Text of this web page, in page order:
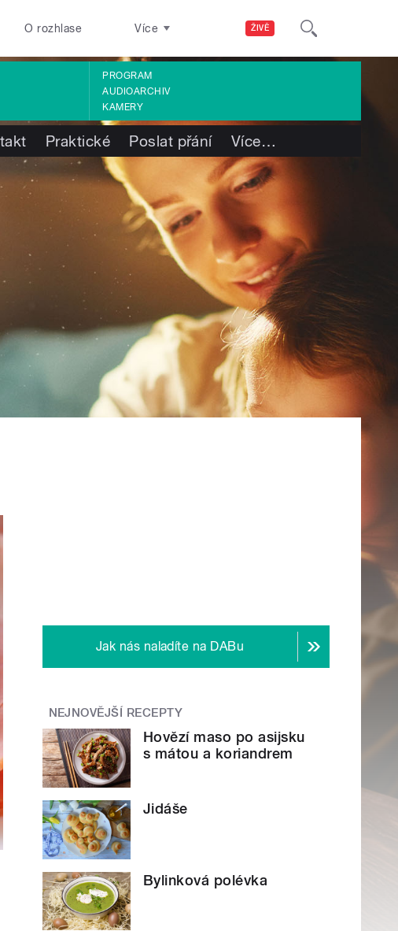
ŽIVĚ
O rozhlase Více
PROGRAM
AUDIOARCHIV
KAMERY
Praktické Poslat přání Více…
Jak nás naladíte na DABu
NEJNOVĚJŠÍ RECEPTY
Hovězí maso po asijsku
s mátou a koriandrem
Jidáše
Bylinková polévka